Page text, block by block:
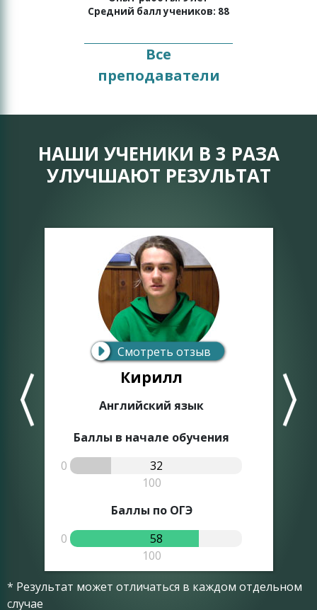
Средний балл учеников: 88
Все
преподаватели
НАШИ УЧЕНИКИ В 3 РАЗА
УЛУЧШАЮТ РЕЗУЛЬТАТ
Смотреть отзыв
Кирилл
Английский язык
Баллы в начале обучения
0
32
100
Баллы по ОГЭ
0
58
100
* Результат может отличаться в каждом отдельном
случае